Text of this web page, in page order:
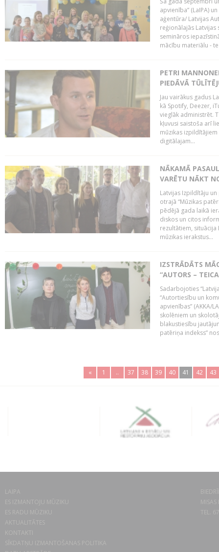
apvienība” (LaIPA)
aģentūra/ Latvijas
reģionālajās
semināros
mācību materiālu -
PETRI
PIEDĀVĀ
Jau vairākus gadus
kā Spotify, Deezer,
vieglāk administrēt.
kļuvusi saistoša arī
mūzikas
digitālajam...
NĀKAMĀ
VARĒTU NĀKT
Latvijas Izpildītāju
otrajā “Mūzikas
pēdējā gada laikā
diskos un citos
rezultātiem, situācija
mūzikas ierakstus...
IZSTRĀDĀTS
“AUTORS –
Sadarbojoties
“Autortiesību un
apvienības” (AKKA/
skolēniem un
blakustiesību
patēriņa indekss”
« 1 .. 37 38 39 40 41 42 43
LAIPA
ES IZMANTOJU MŪZIKU
ES RADU MŪZIKU
AKTUALITĀTES
KONTAKTI
SĪKDATŅU IZMANTOŠANAS POLITIKA
TEL.